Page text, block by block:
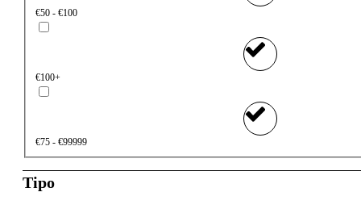
€50 - €100
€100+
€75 - €99999
Tipo